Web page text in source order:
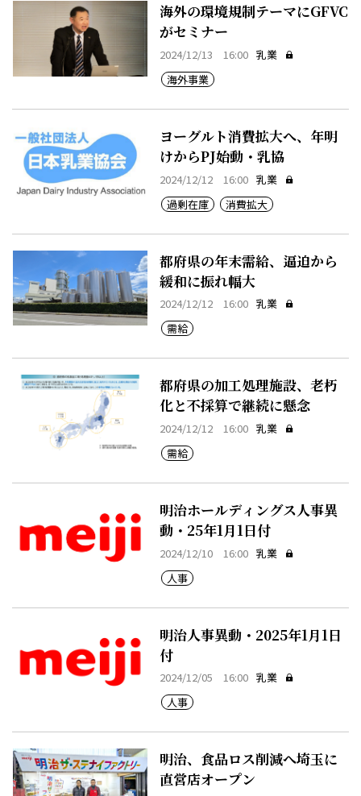
海外の環境規制テーマにGFVC
がセミナー
2024/12/13 16:00 乳業
海外事業
ヨーグルト消費拡大へ、年明
けからPJ始動・乳協
2024/12/12 16:00 乳業
過剰在庫
消費拡大
都府県の年末需給、逼迫から
緩和に振れ幅大
2024/12/12 16:00 乳業
需給
都府県の加工処理施設、老朽
化と不採算で継続に懸念
2024/12/12 16:00 乳業
需給
明治ホールディングス人事異
動・25年1月1日付
2024/12/10 16:00 乳業
人事
明治人事異動・2025年1月1日
付
2024/12/05 16:00 乳業
人事
明治、食品ロス削減へ埼玉に
直営店オープン